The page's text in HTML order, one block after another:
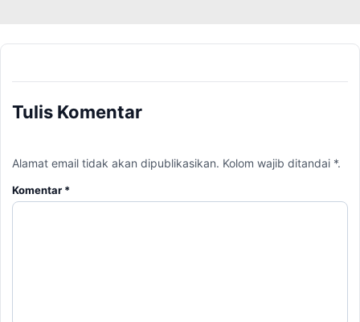
Tulis Komentar
Alamat email tidak akan dipublikasikan. Kolom wajib ditandai *.
Komentar *